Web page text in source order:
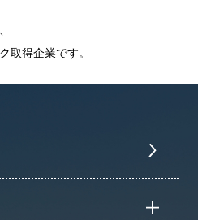
取得企業です。